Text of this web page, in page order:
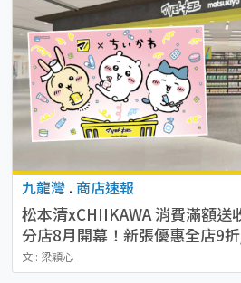
九龍灣 . 商店速報
松本清xCHIIKAWA 消費滿額送
分店8月開幕！新張優惠全店9
袋
文 : 梁穎心